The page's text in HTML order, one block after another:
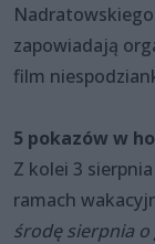
zapowiadają
film
5 pokazów w
Z kolei 3
ramach
środę sierpnia o